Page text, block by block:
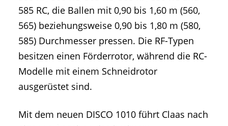
585 RC, die Ballen mit 0,90 bis 1,60 m (560,
565) beziehungsweise 0,90 bis 1,80 m (580,
585) Durchmesser pressen. Die RF-Typen
besitzen einen Förderrotor, während die RC-
Modelle mit einem Schneidrotor
ausgerüstet sind.
Mit dem neuen DISCO 1010 führt Claas nach